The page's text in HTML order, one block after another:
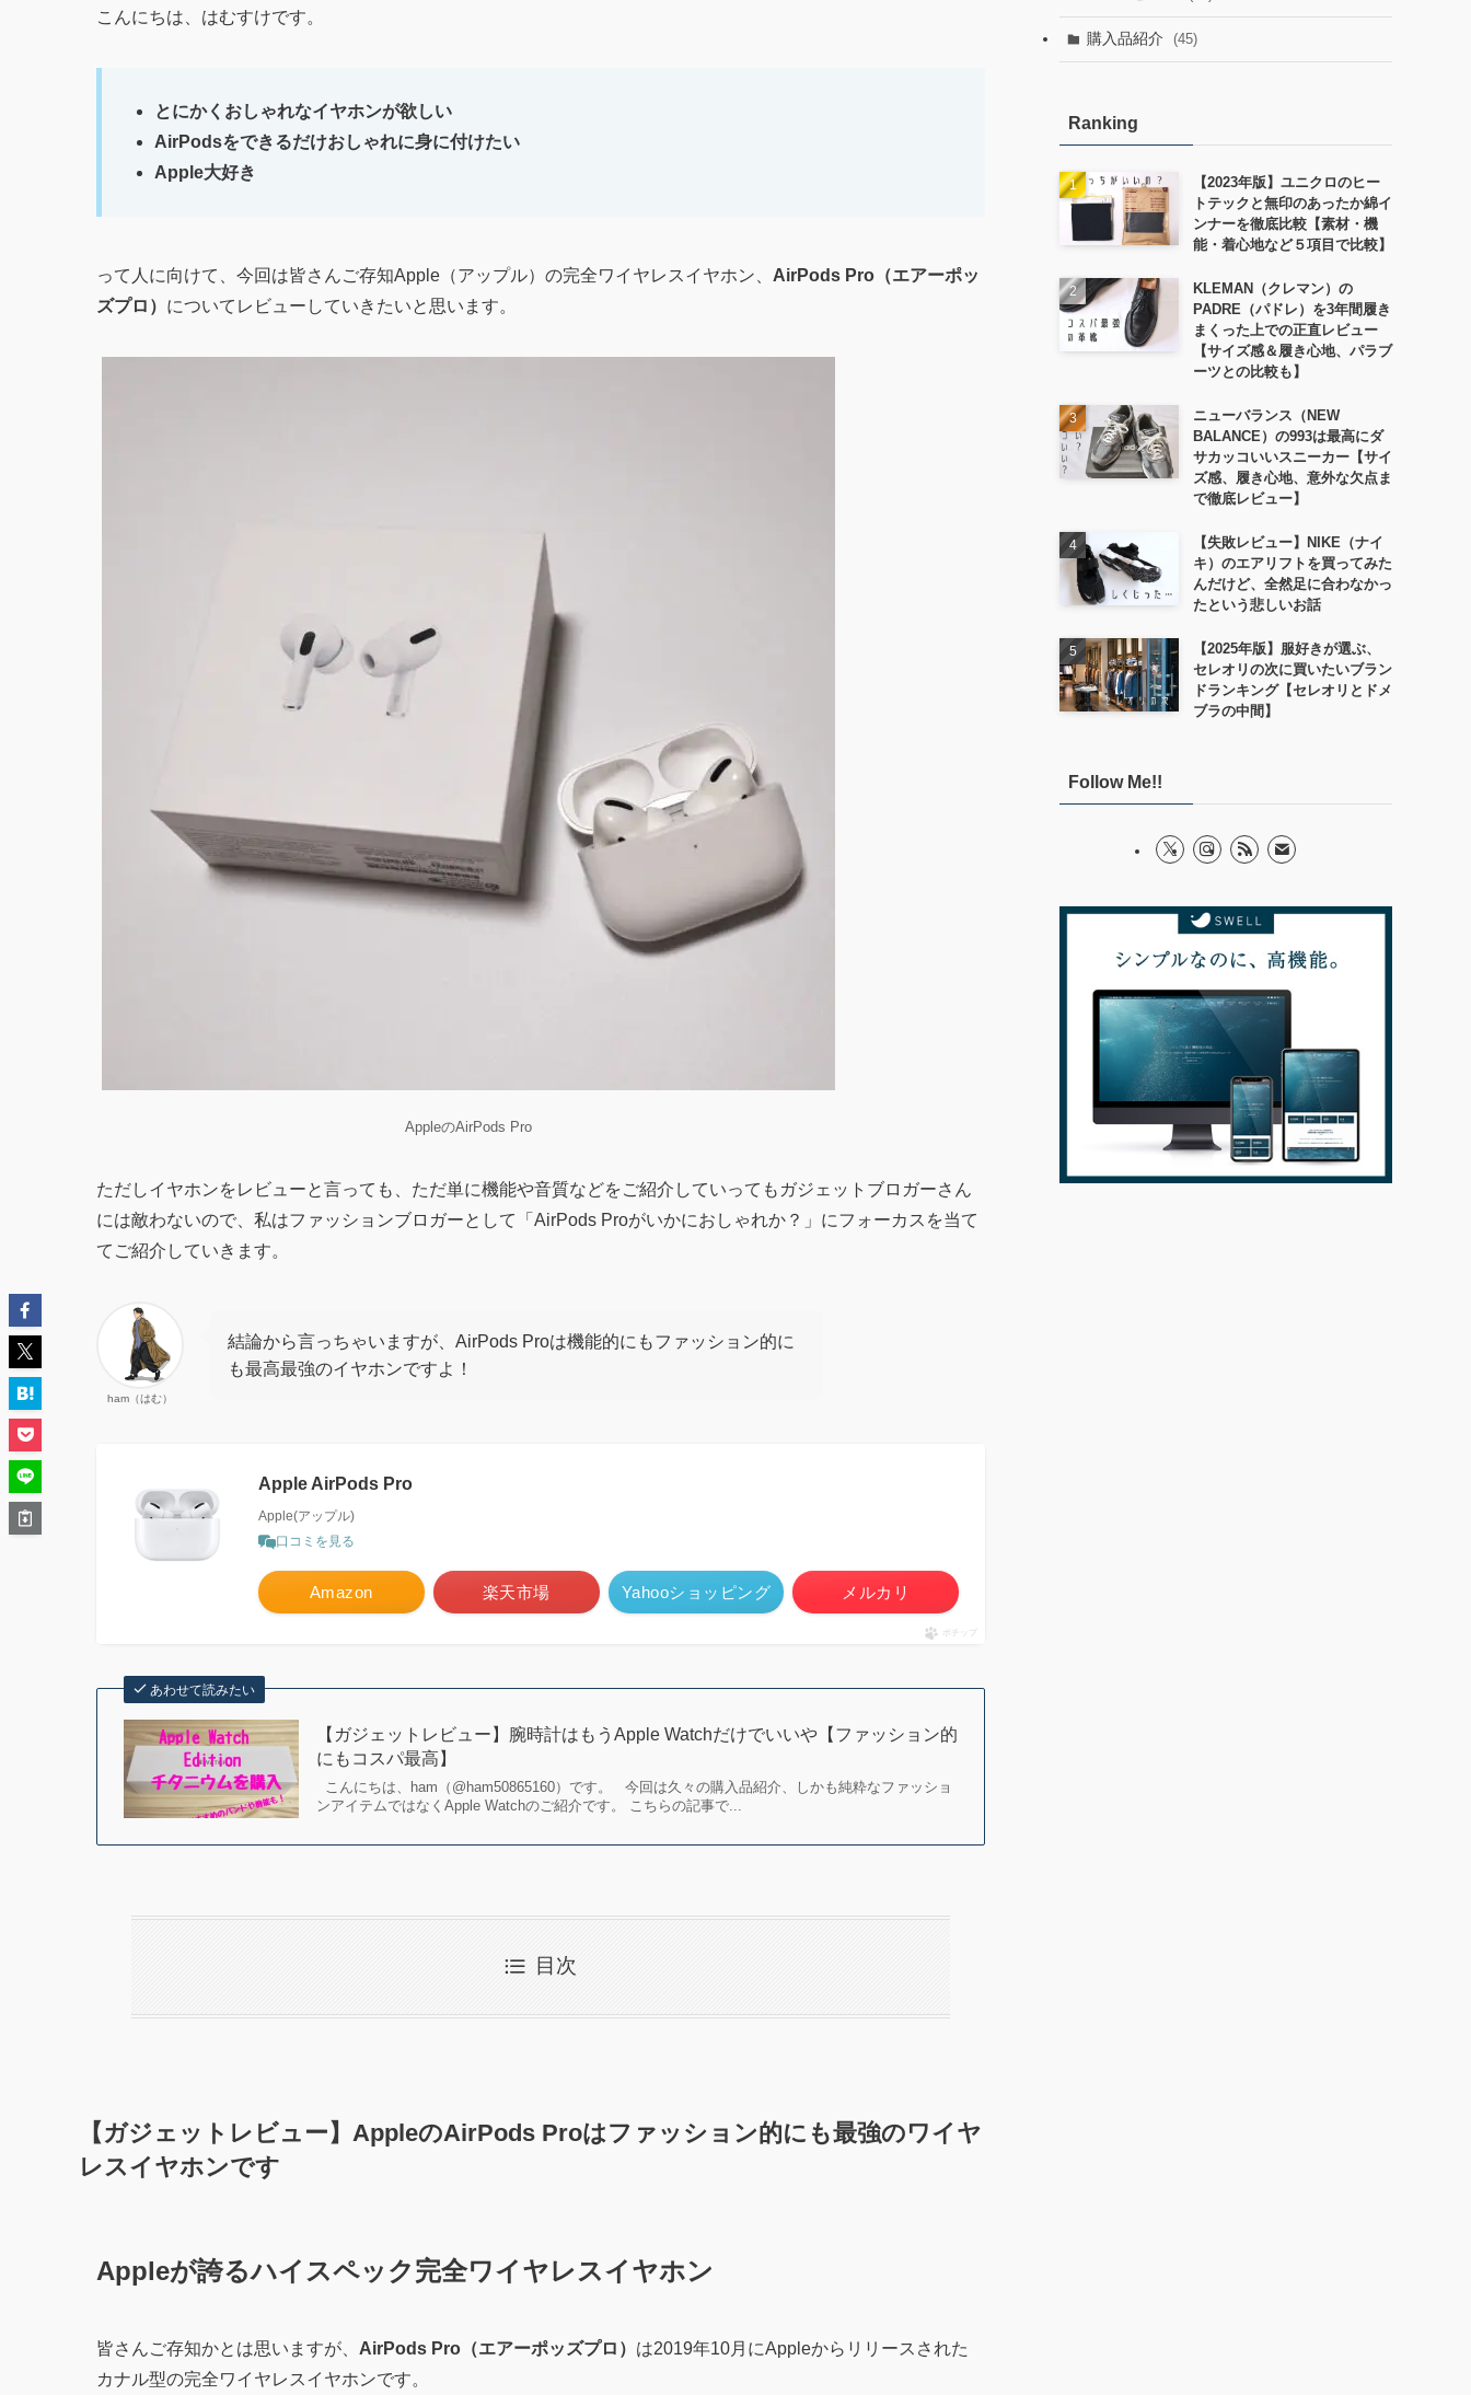
こんにちは、はむすけです。
とにかくおしゃれなイヤホンが欲しい
AirPodsをできるだけおしゃれに身に付けたい
Apple大好き
って人に向けて、今回は皆さんご存知Apple（アップル）の完全ワイヤレスイヤホン、 AirPods Pro（エアーポッ
ズプロ） についてレビューしていきたいと思います。
AppleのAirPods Pro
ただしイヤホンをレビューと言っても、ただ単に機能や音質などをご紹介していってもガジェットブロガーさん
には敵わないので、私はファッションブロガーとして「AirPods Proがいかにおしゃれか？」にフォーカスを当て
てご紹介していきます。
ham（はむ）
結論から言っちゃいますが、AirPods Proは機能的にもファッション的に
も最高最強のイヤホンですよ！
Apple AirPods Pro
Apple(アップル)
口コミを見る
Amazon 楽天市場 Yahooショッピング メルカリ
ポチップ
あわせて読みたい
【ガジェットレビュー】腕時計はもうApple Watchだけでいいや【ファッション的
にもコスパ最高】
こんにちは、ham（@ham50865160）です。 今回は久々の購入品紹介、しかも純粋なファッショ
ンアイテムではなくApple Watchのご紹介です。 こちらの記事で...
目次
【ガジェットレビュー】AppleのAirPods Proはファッション的にも最強のワイヤ
レスイヤホンです
Appleが誇るハイスペック完全ワイヤレスイヤホン
皆さんご存知かとは思いますが、 AirPods Pro（エアーポッズプロ） は2019年10月にAppleからリリースされた
カナル型の完全ワイヤレスイヤホンです。
購入品紹介 (45)
Ranking
【2023年版】ユニクロのヒー
トテックと無印のあったか綿イ
ンナーを徹底比較【素材・機
能・着心地など５項目で比較】
KLEMAN（クレマン）の
PADRE（パドレ）を3年間履き
まくった上での正直レビュー
【サイズ感＆履き心地、パラブ
ーツとの比較も】
ニューバランス（NEW
BALANCE）の993は最高にダ
サカッコいいスニーカー【サイ
ズ感、履き心地、意外な欠点ま
で徹底レビュー】
【失敗レビュー】NIKE（ナイ
キ）のエアリフトを買ってみた
んだけど、全然足に合わなかっ
たという悲しいお話
【2025年版】服好きが選ぶ、
セレオリの次に買いたいブラン
ドランキング【セレオリとドメ
ブラの中間】
Follow Me!!